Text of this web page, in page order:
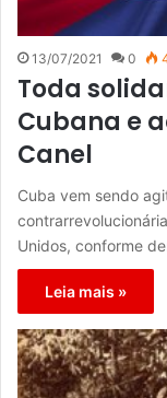
13/07/2021 0
Toda
Cubana e
Canel
Cuba vem sendo
Unidos, conforme
Leia mais »